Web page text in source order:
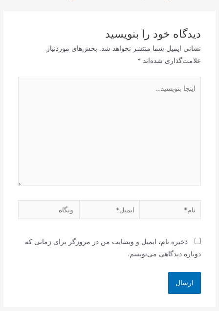
دیدگاه‌ خود را بنویسید
نشانی ایمیل شما منتشر نخواهد شد. بخش‌های موردنیاز
علامت‌گذاری شده‌اند *
بنویسید…
نام* ایمیل* وبگاه
ذخیره نام، ایمیل و وبسایت من در مرورگر برای زمانی که
دوباره دیدگاهی می‌نویسم.